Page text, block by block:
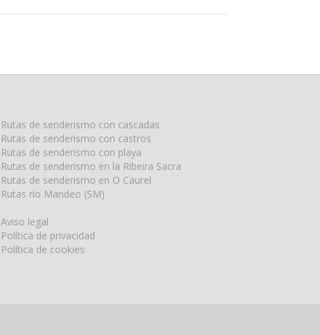
Rutas de senderismo con cascadas
Rutas de senderismo con castros
Rutas de senderismo con playa
Rutas de senderismo en la Ribeira Sacra
Rutas de senderismo en O Caurel
Rutas río Mandeo (SM)
Aviso legal
Política de privacidad
Política de cookies